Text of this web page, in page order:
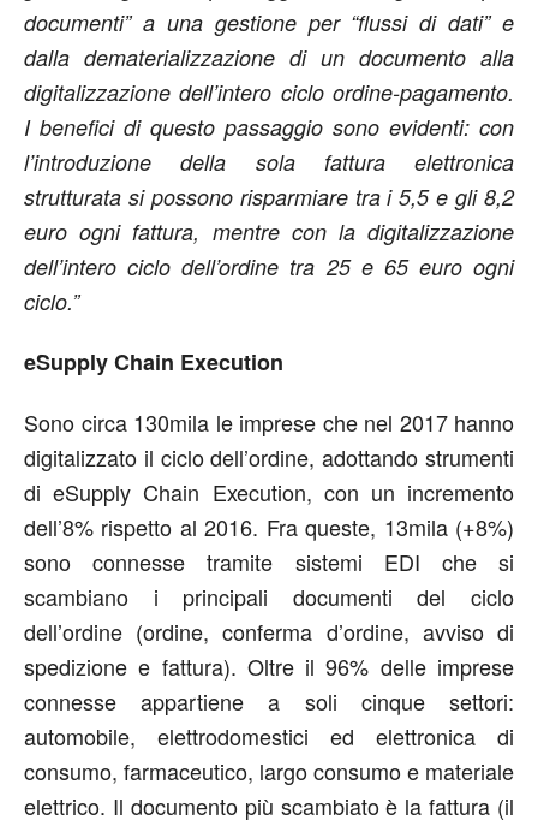
documenti” a una gestione per “flussi di dati” e
dalla dematerializzazione di un documento alla
digitalizzazione dell’intero ciclo ordine-pagamento.
I benefici di questo passaggio sono evidenti: con
l’introduzione della sola fattura elettronica
strutturata si possono risparmiare tra i 5,5 e gli 8,2
euro ogni fattura, mentre con la digitalizzazione
dell’intero ciclo dell’ordine tra 25 e 65 euro ogni
ciclo.”
eSupply Chain Execution
Sono circa 130mila le imprese che nel 2017 hanno
digitalizzato il ciclo dell’ordine, adottando strumenti
di eSupply Chain Execution, con un incremento
dell’8% rispetto al 2016. Fra queste, 13mila (+8%)
sono connesse tramite sistemi EDI che si
scambiano i principali documenti del ciclo
dell’ordine (ordine, conferma d’ordine, avviso di
spedizione e fattura). Oltre il 96% delle imprese
connesse appartiene a soli cinque settori:
automobile, elettrodomestici ed elettronica di
consumo, farmaceutico, largo consumo e materiale
elettrico. Il documento più scambiato è la fattura (il